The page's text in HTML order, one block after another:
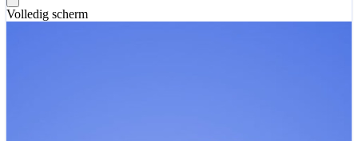
Volledig scherm